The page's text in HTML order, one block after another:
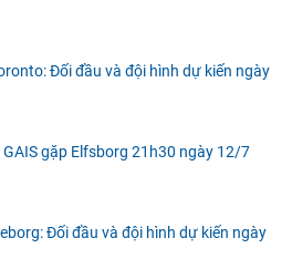
Đối đầu và đội hình dự kiến ngày
gặp Elfsborg 21h30 ngày 12/7
Đối đầu và đội hình dự kiến ngày